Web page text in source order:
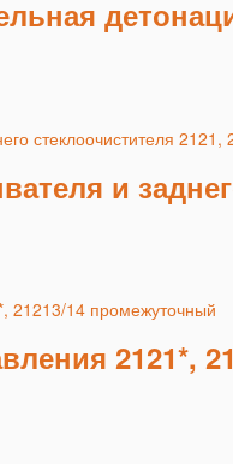
и
2121*,